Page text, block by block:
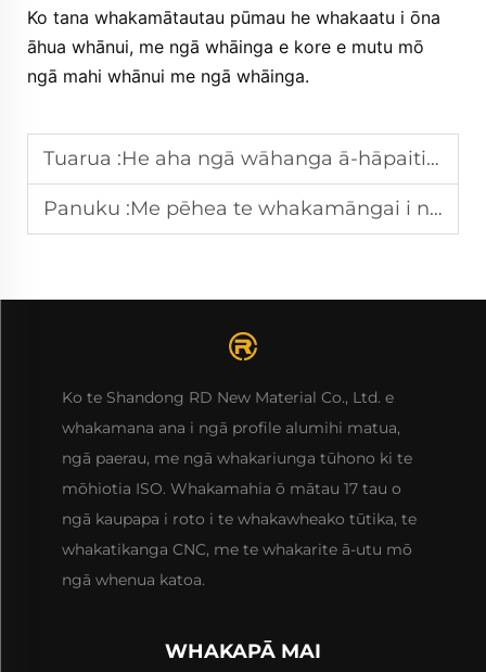
Ko tana whakamātautau pūmau he whakaatu i ōna
āhua whānui, me ngā whāinga e kore e mutu mō
ngā mahi whānui me ngā whāinga.
Tuarua :He aha ngā wāhanga ā-hāpaiti o te awherā e whakamāngai ana i te hāngaitanga o te whanonga
Panuku :Me pēhea te whakamāngai i ngā utu ki ngā whakamātautau pūpū hōiho kia pai ake
Ko te Shandong RD New Material Co., Ltd. e
whakamana ana i ngā profile alumihi matua,
ngā paerau, me ngā whakariunga tūhono ki te
mōhiotia ISO. Whakamahia ō mātau 17 tau o
ngā kaupapa i roto i te whakawheako tūtika, te
whakatikanga CNC, me te whakarite ā-utu mō
ngā whenua katoa.
WHAKAPĀ MAI